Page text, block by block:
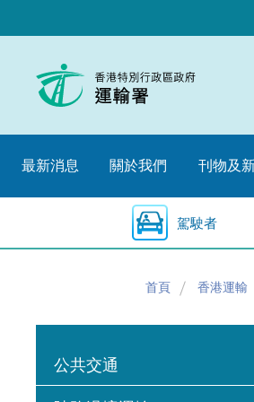
至
始
最新消息 關於我們 刊物及
駕駛者
首頁 香港運輸
公共交通